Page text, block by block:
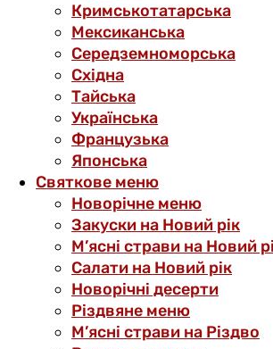
Кримськотатарська
Мексиканська
Середземноморська
Східна
Тайська
Українська
Французька
Японська
Святкове меню
Новорічне меню
Закуски на Новий рік
М’ясні страви на Новий
Салати на Новий рік
Новорічні десерти
Різдвяне меню
М’ясні страви на Різдво